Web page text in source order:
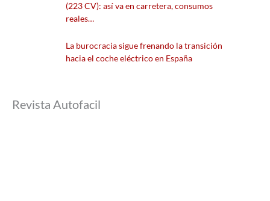
(223 CV): así va en carretera, consumos
reales…
La burocracia sigue frenando la transición
hacia el coche eléctrico en España
Revista Autofacil